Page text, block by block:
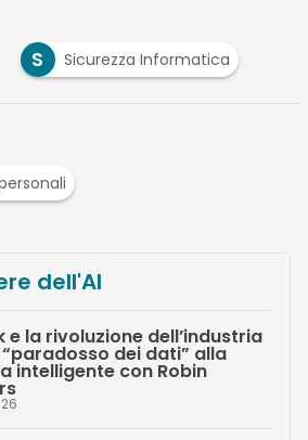
S Sicurezza Informatica
dell'AI
e la rivoluzione dell’industria
dei dati” alla
intelligente con Robin